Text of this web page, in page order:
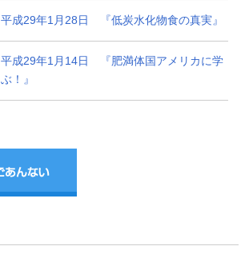
平成29年1月28日 『低炭水化物食の真実』
平成29年1月14日 『肥満体国アメリカに学
ぶ！』